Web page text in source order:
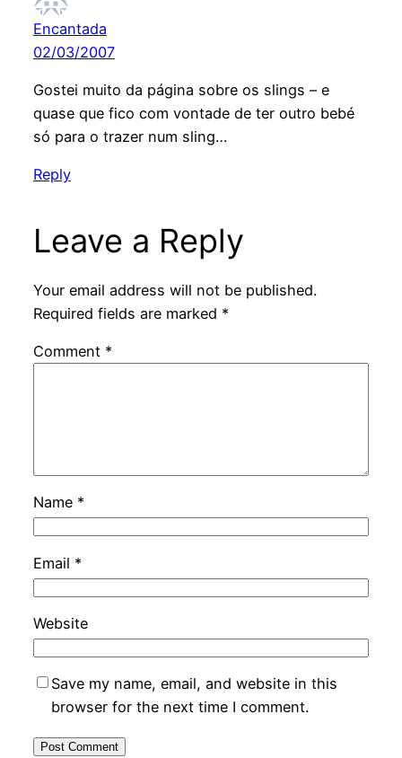
Encantada
02/03/2007
Gostei muito da página sobre os slings – e
quase que fico com vontade de ter outro bebé
só para o trazer num sling…
Reply
Leave a Reply
Your email address will not be published.
Required fields are marked *
Comment *
Name *
Email *
Website
Save my name, email, and website in this
browser for the next time I comment.